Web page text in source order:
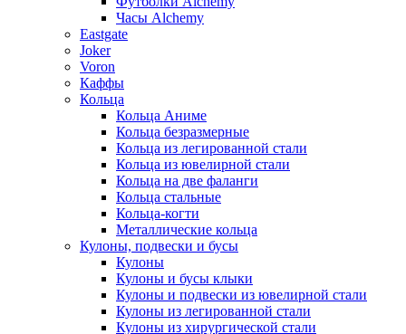
Часы Alchemy
Eastgate
Joker
Voron
Каффы
Кольца
Кольца Аниме
Кольца безразмерные
Кольца из легированной стали
Кольца из ювелирной стали
Кольца на две фаланги
Кольца стальные
Кольца-когти
Металлические кольца
Кулоны, подвески и бусы
Кулоны
Кулоны и бусы клыки
Кулоны и подвески из ювелирной стали
Кулоны из легированной стали
Кулоны из хирургической стали